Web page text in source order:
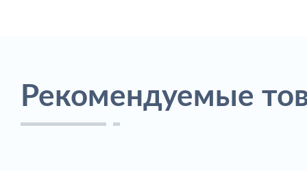
Рекомендуемые